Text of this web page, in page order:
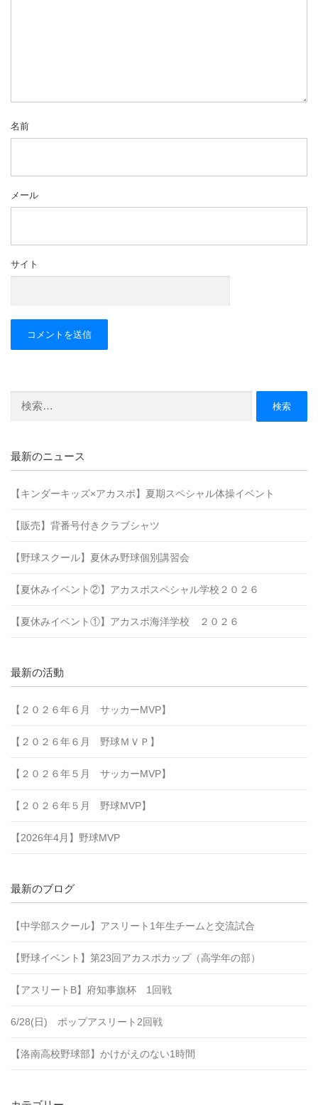
名前
メール
サイト
最新のニュース
【キンダーキッズ×アカスポ】夏期スペシャル体操イベント
【販売】背番号付きクラブシャツ
【野球スクール】夏休み野球個別講習会
【夏休みイベント②】アカスポスペシャル学校２０２６
【夏休みイベント①】アカスポ海洋学校 ２０２６
最新の活動
【２０２６年６月 サッカーMVP】
【２０２６年６月 野球ＭＶＰ】
【２０２６年５月 サッカーMVP】
【２０２６年５月 野球MVP】
【2026年4月】野球MVP
最新のブログ
【中学部スクール】アスリート1年生チームと交流試合
【野球イベント】第23回アカスポカップ（高学年の部）
【アスリートB】府知事旗杯 1回戦
6/28(日) ポップアスリート2回戦
【洛南高校野球部】かけがえのない1時間